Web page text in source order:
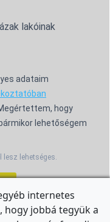
lakóinak
adataim
hogy
lehetőségem
lehetséges.
internetes
jobbá tegyük a